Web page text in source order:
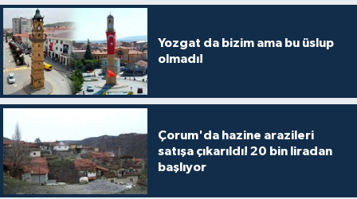
Yozgat da bizim ama bu üslup
olmadı!
Çorum'da hazine arazileri
satışa çıkarıldı! 20 bin liradan
başlıyor